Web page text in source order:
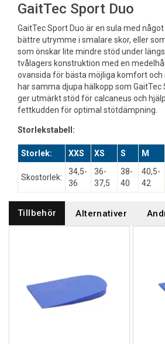
GaitTec Sport Duo
GaitTec Sport Duo är en sula med
bättre utrymme i smalare skor, eller
som önskar lite mindre stöd under
tvålagers konstruktion med en
ovansida för bästa möjliga komfort och
har samma djupa hälkopp som GaitTec
ger utmärkt stöd för calcaneus och
fettkudden för optimal stötdämpning.
Storlekstabell:
Storlek: XXS XS S M
Skostorlek:
34,5-
36
36-
37,5
38-
40
40,5-
42
Tillbehör Alternativer